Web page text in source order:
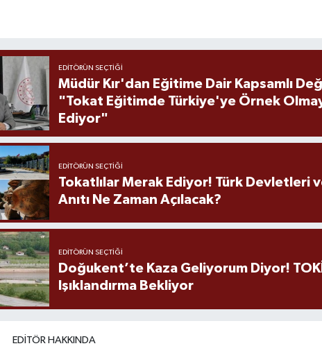
EDITÖRÜN SEÇTIĞI
Müdür Kır'dan Eğitime Dair Kapsamlı
"Tokat Eğitimde Türkiye'ye Örnek
Ediyor"
EDITÖRÜN SEÇTIĞI
Tokatlılar Merak Ediyor! Türk Devletleri
Anıtı Ne Zaman Açılacak?
EDITÖRÜN SEÇTIĞI
Doğukent’te Kaza Geliyorum Diyor!
Işıklandırma Bekliyor
EDITÖR HAKKINDA